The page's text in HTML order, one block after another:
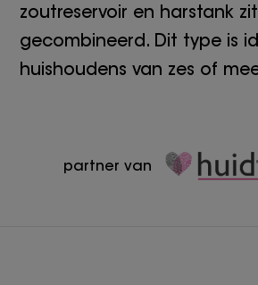
zoutreservoir en harstank
gecombineerd. Dit type is
huishoudens van zes of
partner van